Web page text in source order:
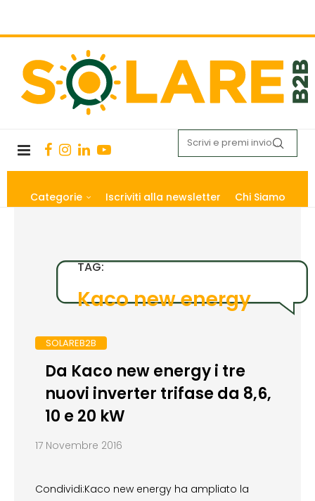
Categorie Iscriviti alla newsletter Chi Siamo
TAG:
Kaco new energy
SOLAREB2B
Da Kaco new energy i tre
nuovi inverter trifase da 8,6,
10 e 20 kW
17 Novembre 2016
Condividi:Kaco new energy ha ampliato la